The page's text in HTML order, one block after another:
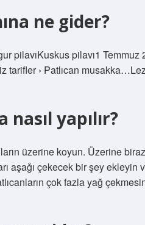
ne gider?
pilavıKuskus pilavı1 Temmuz
tarifler › Patlıcan
yapılır?
üzerine koyun. Üzerine
aşağı çekecek bir şey ekleyin
çok fazla yağ